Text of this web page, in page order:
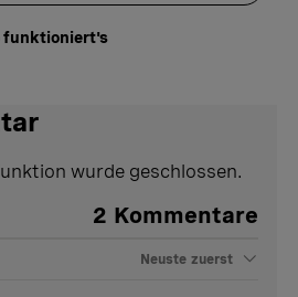
funktioniert's
wurde geschlossen.
2 Kommentare
Neuste zuerst